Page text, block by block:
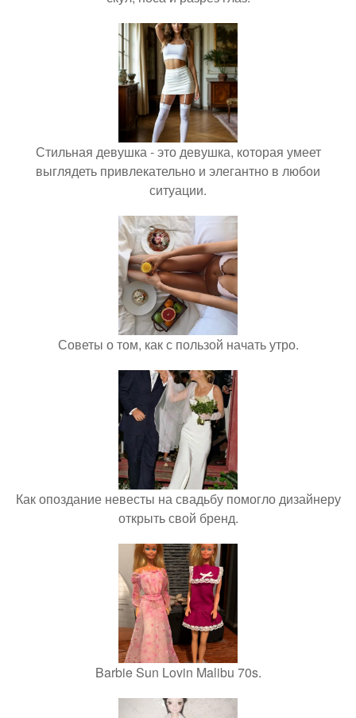
Стильная девушка - это девушка, которая умеет
выглядеть привлекательно и элегантно в любои
ситуации.
Советы о том, как с пользой начать утро.
Как опоздание невесты на свадьбу помогло дизайнеру
открыть свой бренд.
Barbie Sun Lovin Malibu 70s.